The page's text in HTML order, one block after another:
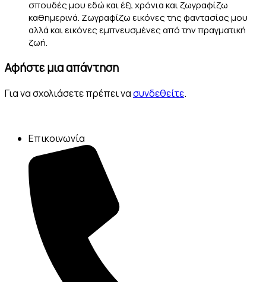
σπουδές μου εδώ και έξι χρόνια και ζωγραφίζω
καθημερινά. Ζωγραφίζω εικόνες της φαντασίας μου
αλλά και εικόνες εμπνευσμένες από την πραγματική
ζωή.
Αφήστε μια απάντηση
Για να σχολιάσετε πρέπει νασυνδεθείτε.
Επικοινωνία